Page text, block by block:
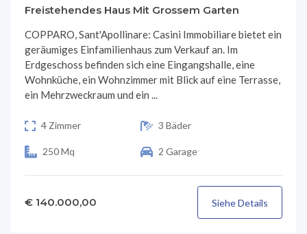
Freistehendes Haus Mit Grossem Garten
COPPARO, Sant'Apollinare: Casini Immobiliare bietet ein
geräumiges Einfamilienhaus zum Verkauf an. Im
Erdgeschoss befinden sich eine Eingangshalle, eine
Wohnküche, ein Wohnzimmer mit Blick auf eine Terrasse,
ein Mehrzweckraum und ein ...
4 Zimmer 3 Bäder
250 Mq 2 Garage
€ 140.000,00 Siehe Details